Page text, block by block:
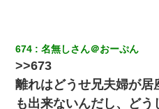
674 名無しさん＠おーぷん
>>673
離れはどうせ兄夫婦が
も出来ないんだし、ど